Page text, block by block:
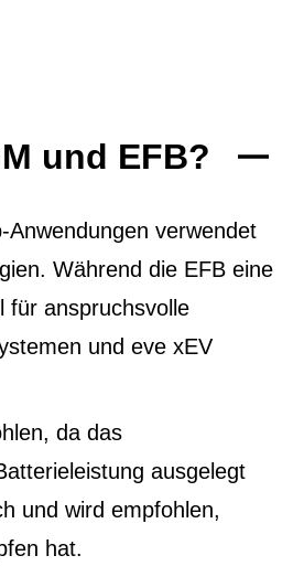
und EFB?
verwendet
Während die EFB eine
für anspruchsvolle
und eve xEV
da das
ausgelegt
und wird empfohlen,
hat.